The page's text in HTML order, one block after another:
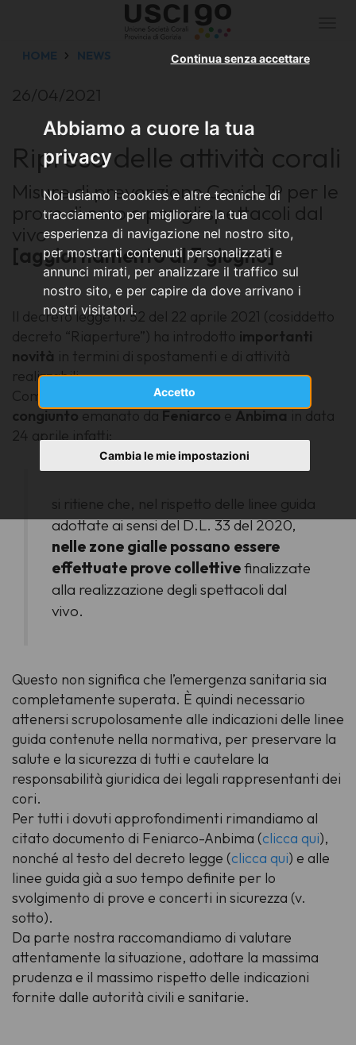
Abbiamo a cuore la tua
privacy
Noi usiamo i cookies e altre tecniche di
tracciamento per migliorare la tua
esperienza di navigazione nel nostro sito,
per mostrarti contenuti personalizzati e
annunci mirati, per analizzare il traffico sul
nostro sito, e per capire da dove arrivano i
nostri visitatori.
Accetto
Continua senza accettare
Cambia le mie impostazioni
HOME NEWS
26/04/2021
Ripresa delle attività corali
Misure di prevenzione Covid-19 per le
prove di coro e per gli spettacoli dal
vivo
[aggiornamento al 7 giugno]
Il decreto legge n. 52 del 22 aprile 2021 (cosiddetto
decreto “Riaperture”) ha introdotto importanti
novità in termini di spostamenti e di attività
realizzabili.
Come evidenziato nell'apposito
congiunto emanato da Feniarco e Anbima in data
24 aprile infatti:
si ritiene che, nel rispetto delle linee guida
adottate ai sensi del D.L. 33 del 2020,
nelle zone gialle possano essere
effettuate prove collettivefinalizzate
alla realizzazione degli spettacoli dal
vivo.
Questo non significa che l’emergenza sanitaria sia
completamente superata. È quindi necessario
attenersi scrupolosamente alle indicazioni delle linee
guida contenute nella normativa, per preservare la
salute e la sicurezza di tutti e cautelare la
responsabilità giuridica dei legali rappresentanti dei
cori.
Per tutti i dovuti approfondimenti rimandiamo al
citato documento di Feniarco-Anbima (clicca qui),
nonché al testo del decreto legge (clicca qui) e alle
linee guida già a suo tempo definite per lo
svolgimento di prove e concerti in sicurezza (v.
sotto).
Da parte nostra raccomandiamo di valutare
attentamente la situazione, adottare la massima
prudenza e il massimo rispetto delle indicazioni
fornite dalle autorità civili e sanitarie.